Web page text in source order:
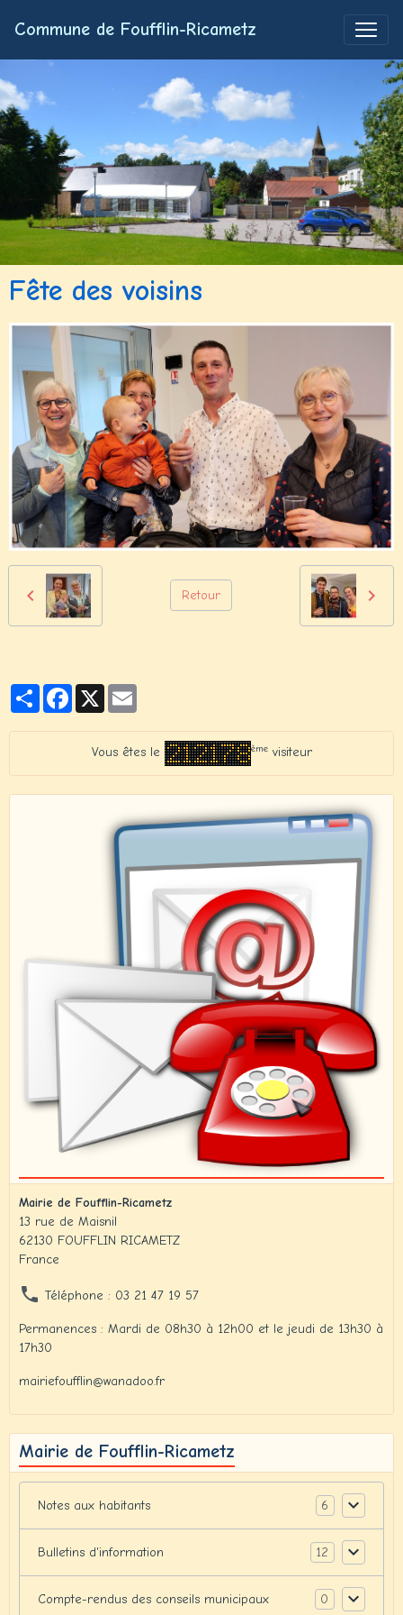
Commune de Foufflin-Ricametz
Fête des voisins
Retour
PartagerFacebook
X
Vous êtes le èmevisiteur
Mairie de Foufflin-Ricametz
13 rue de Maisnil
62130 FOUFFLIN RICAMETZ
France
Téléphone : 03 21 47 19 57
Permanences : Mardi de 08h30 à 12h00 et le jeudi de 13h30 à
17h30
mairiefoufflin@wanadoo.fr
Mairie de Foufflin-Ricametz
Notes aux habitants 6
Bulletins d'information 12
Compte-rendus des conseils municipaux 0